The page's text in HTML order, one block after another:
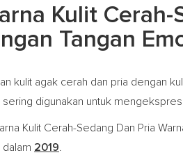
Kulit
Tangan
kulit agak cerah dan pria dengan
sering digunakan untuk
Kulit Cerah-Sedang Dan Pria
2019.